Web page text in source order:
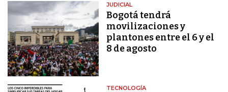
JUDICIAL
Bogotá tendrá
movilizaciones y
plantones entre el 6 y el
8 de agosto
TECNOLOGÍA